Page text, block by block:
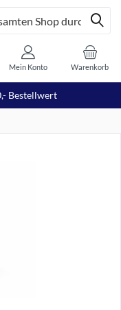
Bestellwert
Warenkorb
Mein Konto